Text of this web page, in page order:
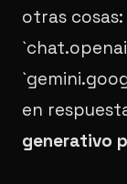
otras
en
generativo